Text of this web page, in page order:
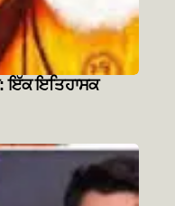
ਇੱਕ ਇਤਿਹਾਸਕ